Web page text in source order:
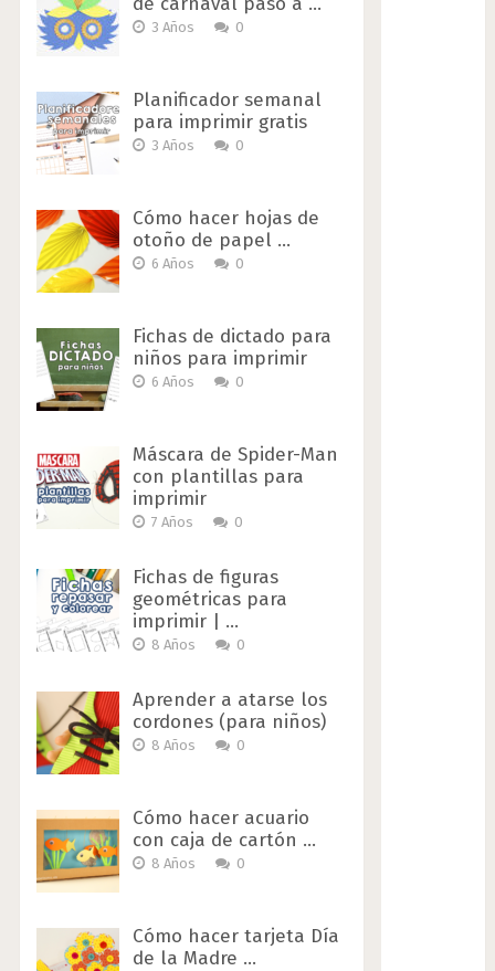
3 Años 0
Planificador semanal
para imprimir gratis
3 Años 0
Cómo hacer hojas de
otoño de papel …
6 Años 0
Fichas de dictado para
niños para imprimir
6 Años 0
Máscara de Spider-Man
con plantillas para
imprimir
7 Años 0
Fichas de figuras
geométricas para
imprimir | …
8 Años 0
Aprender a atarse los
cordones (para niños)
8 Años 0
Cómo hacer acuario
con caja de cartón …
8 Años 0
Cómo hacer tarjeta Día
de la Madre …